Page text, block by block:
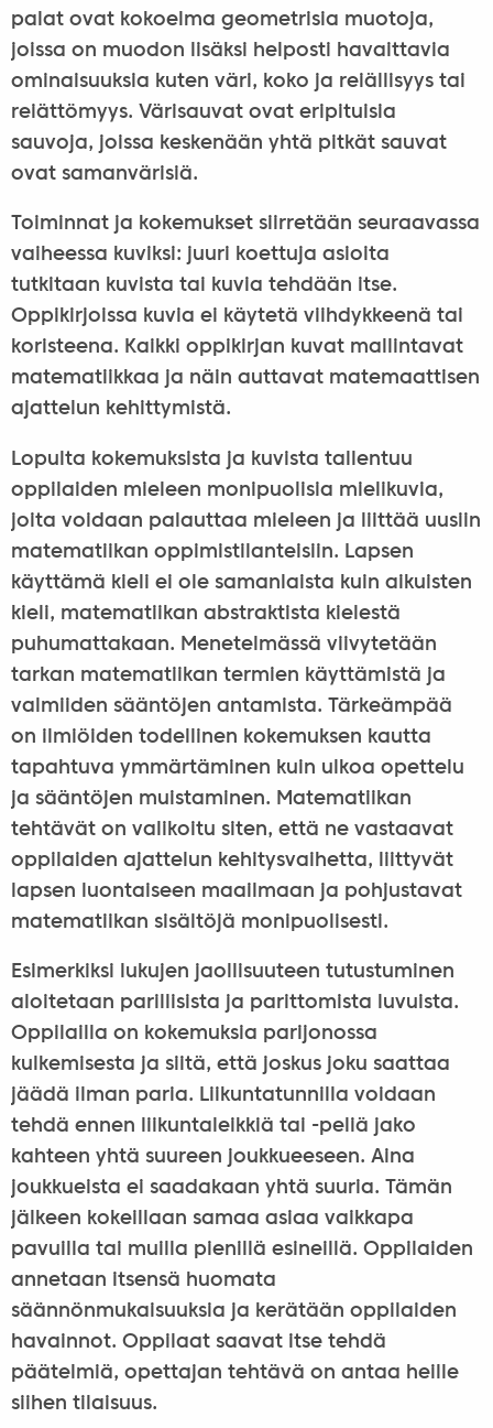
palat ovat kokoelma geometrisia muotoja,
joissa on muodon lisäksi helposti havaittavia
ominaisuuksia kuten väri, koko ja reiällisyys tai
reiättömyys. Värisauvat ovat eripituisia
sauvoja, joissa keskenään yhtä pitkät sauvat
ovat samanvärisiä.
Toiminnat ja kokemukset siirretään seuraavassa
vaiheessa kuviksi: juuri koettuja asioita
tutkitaan kuvista tai kuvia tehdään itse.
Oppikirjoissa kuvia ei käytetä viihdykkeenä tai
koristeena. Kaikki oppikirjan kuvat mallintavat
matematiikkaa ja näin auttavat matemaattisen
ajattelun kehittymistä.
Lopulta kokemuksista ja kuvista tallentuu
oppilaiden mieleen monipuolisia mielikuvia,
joita voidaan palauttaa mieleen ja liittää uusiin
matematiikan oppimistilanteisiin. Lapsen
käyttämä kieli ei ole samanlaista kuin aikuisten
kieli, matematiikan abstraktista kielestä
puhumattakaan. Menetelmässä viivytetään
tarkan matematiikan termien käyttämistä ja
valmiiden sääntöjen antamista. Tärkeämpää
on ilmiöiden todellinen kokemuksen kautta
tapahtuva ymmärtäminen kuin ulkoa opettelu
ja sääntöjen muistaminen. Matematiikan
tehtävät on valikoitu siten, että ne vastaavat
oppilaiden ajattelun kehitysvaihetta, liittyvät
lapsen luontaiseen maailmaan ja pohjustavat
matematiikan sisältöjä monipuolisesti.
Esimerkiksi lukujen jaollisuuteen tutustuminen
aloitetaan parillisista ja parittomista luvuista.
Oppilailla on kokemuksia parijonossa
kulkemisesta ja siitä, että joskus joku saattaa
jäädä ilman paria. Liikuntatunnilla voidaan
tehdä ennen liikuntaleikkiä tai -peliä jako
kahteen yhtä suureen joukkueeseen. Aina
joukkueista ei saadakaan yhtä suuria. Tämän
jälkeen kokeillaan samaa asiaa vaikkapa
pavuilla tai muilla pienillä esineillä. Oppilaiden
annetaan itsensä huomata
säännönmukaisuuksia ja kerätään oppilaiden
havainnot. Oppilaat saavat itse tehdä
päätelmiä, opettajan tehtävä on antaa heille
siihen tilaisuus.